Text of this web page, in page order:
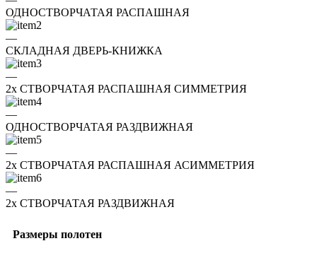
ОДНОСТВОРЧАТАЯ РАСПАШНАЯ
—
СКЛАДНАЯ ДВЕРЬ-КНИЖКА
—
2x СТВОРЧАТАЯ РАСПАШНАЯ СИММЕТРИЯ
—
ОДНОСТВОРЧАТАЯ РАЗДВИЖНАЯ
—
2x СТВОРЧАТАЯ РАСПАШНАЯ АСИММЕТРИЯ
—
2x СТВОРЧАТАЯ РАЗДВИЖНАЯ
Размеры полотен